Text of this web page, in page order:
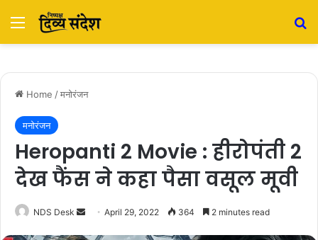
Menu
Home /मनोरंजन
मनोरंजन
Heropanti 2 Movie : हीरोपंती 2
देख फैंस ने कहा पैसा वसूल मूवी
NDS Desk April 29, 2022 364 2 minutes read